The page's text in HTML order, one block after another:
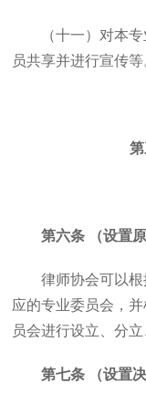
（十一）对本
员共享并进行宣传等
第六条 （设置原
律师协会可以
应的专业委员会，
员会进行设立、分
第七条 （设置决